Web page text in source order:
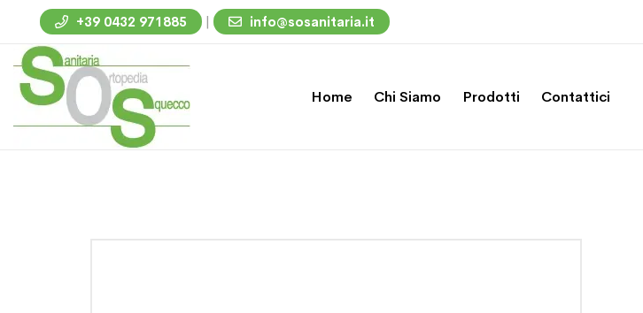
+39 0432 971885 | info@sosanitaria.it
Home Chi Siamo Prodotti Contattici